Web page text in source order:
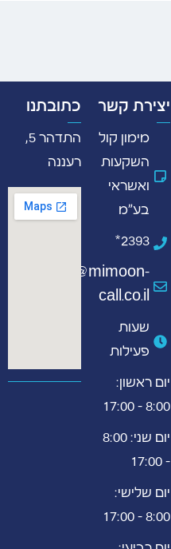
יצירת קשר
מימון קול
השקעות
ואשראי
בע"מ
2393*
info@mimoon-
call.co.il
שעות
פעילות
יום ראשון:
8:00 - 17:00
יום שני: 8:00
- 17:00
יום שלישי:
8:00 - 17:00
כתובתנו
התדהר 5,
רעננה